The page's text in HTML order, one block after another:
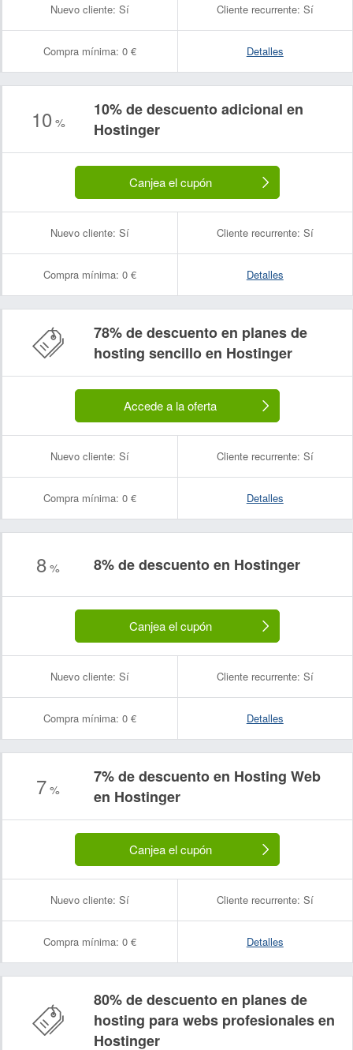
Nuevo cliente: Sí Cliente recurrente: Sí
Compra mínima: 0 € Detalles
10 %
10% de descuento adicional en
Hostinger
Canjea el cupón
Nuevo cliente: Sí Cliente recurrente: Sí
Compra mínima: 0 € Detalles
78% de descuento en planes de
hosting sencillo en Hostinger
Accede a la oferta
Nuevo cliente: Sí Cliente recurrente: Sí
Compra mínima: 0 € Detalles
8% 8% de descuento en Hostinger
Canjea el cupón
Nuevo cliente: Sí Cliente recurrente: Sí
Compra mínima: 0 € Detalles
7%
7% de descuento en Hosting Web
en Hostinger
Canjea el cupón
Nuevo cliente: Sí Cliente recurrente: Sí
Compra mínima: 0 € Detalles
80% de descuento en planes de
hosting para webs profesionales en
Hostinger